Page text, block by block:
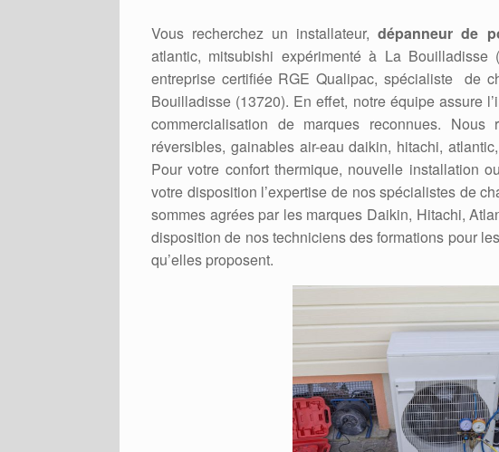
Vous recherchez un installateur,dépanneur de
atlantic, mitsubishi expérimenté à La
entreprise certifiée RGE Qualipac, spécialiste de
Bouilladisse (13720). En effet, notre équipe assure
commercialisation de marques reconnues.
réversibles, gainables air-eau daikin, hitachi,
Pour votre confort thermique, nouvelle installation
votre disposition l’expertise de nos spécialistes de
sommes agrées par les marques Daikin, Hitachi,
disposition de nos techniciens des formations pour
qu’elles proposent.